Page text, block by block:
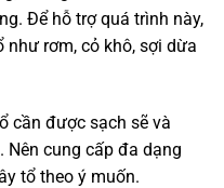
Để hỗ trợ quá trình này,
rơm, cỏ khô, sợi dừa
cần được sạch sẽ và
cung cấp đa dạng
tổ theo ý muốn.